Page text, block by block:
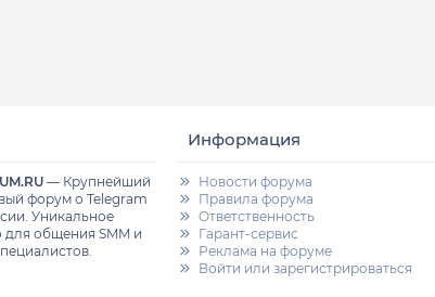
— Крупнейший
форум о Telegram
Уникальное
для общения SMM и
Информация
Новости форума
Правила форума
Ответственность
Гарант-сервис
Реклама на форуме
Войти или зарегистрироваться